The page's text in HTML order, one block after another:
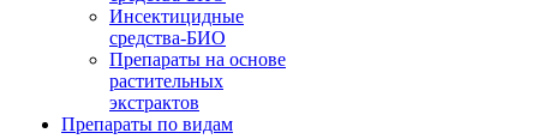
Инсектицидные
средства-БИО
Препараты на основе
растительных
экстрактов
Препараты по видам